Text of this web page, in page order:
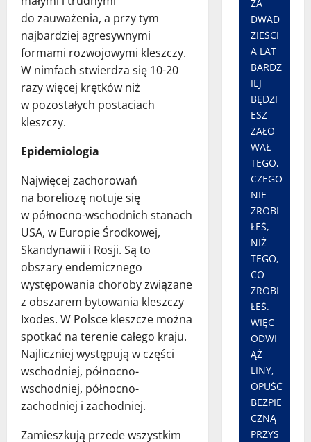
do zauważenia, a przy tym
najbardziej agresywnymi
formami rozwojowymi kleszczy.
W nimfach stwierdza się 10-20
razy więcej krętków niż
w pozostałych postaciach
kleszczy.
Epidemiologia
Najwięcej zachorowań
na boreliozę notuje się
w północno-wschodnich stanach
USA, w Europie Środkowej,
Skandynawii i Rosji. Są to
obszary endemicznego
występowania choroby związane
z obszarem bytowania kleszczy
Ixodes. W Polsce kleszcze można
spotkać na terenie całego kraju.
Najliczniej występują w części
wschodniej, północno-
wschodniej, północno-
zachodniej i zachodniej.
Zamieszkują przede wszystkim
ZA
DWAD
ZIEŚCI
A LAT
BARDZ
IEJ
BĘDZI
ESZ
ŻAŁO
WAŁ
TEGO,
CZEGO
NIE
ZROBI
ŁEŚ,
NIŻ
TEGO,
CO
ZROBI
ŁEŚ.
WIĘC
ODWI
ĄŻ
LINY,
OPUŚĆ
BEZPIE
CZNĄ
PRZYS